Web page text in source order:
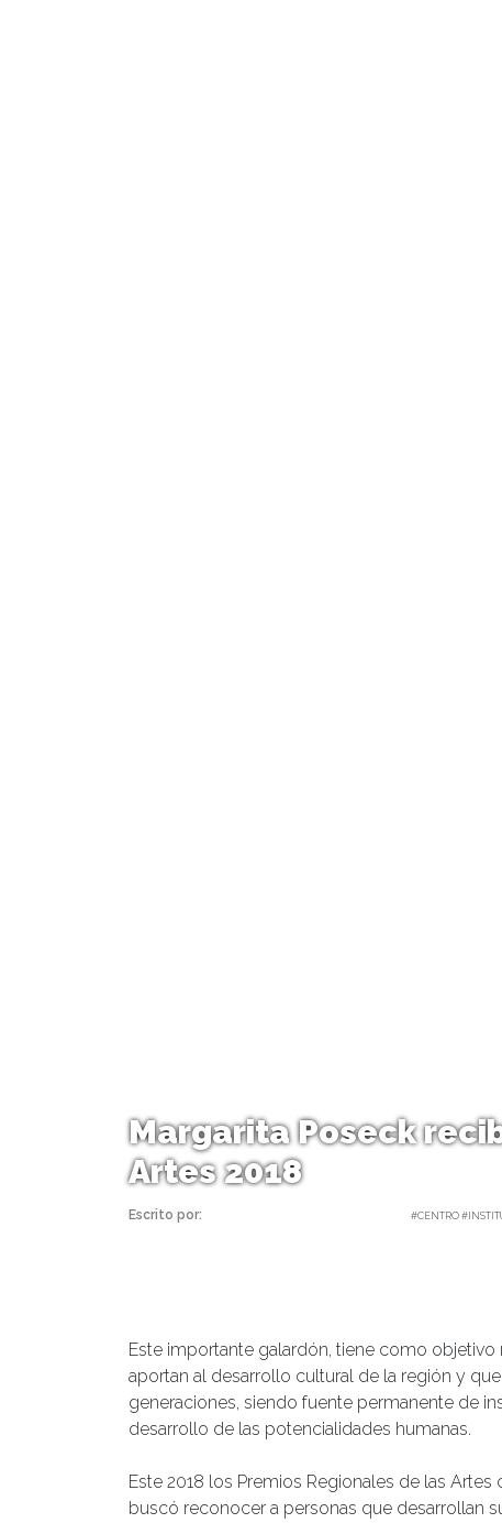
Margarita Poseck
Artes 2018
Escrito por: #CENTRO
Este importante galardón, tiene como
aportan al desarrollo cultural de la región y
generaciones, siendo fuente permanente de
desarrollo de las potencialidades humanas.
Este 2018 los Premios Regionales de las
buscó reconocer a personas que desarrollan